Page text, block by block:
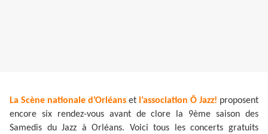
La Scène nationale d’Orléans et l’association Ô Jazz! proposent
encore six rendez-vous avant de clore la 9ème saison des
Samedis du Jazz à Orléans. Voici tous les concerts gratuits